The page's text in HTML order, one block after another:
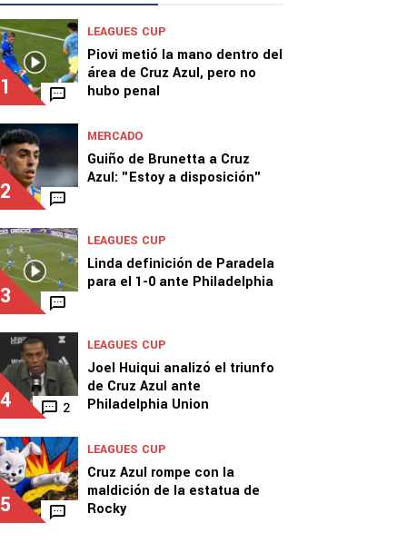
1
LEAGUES CUP
Piovi metió la mano dentro del
área de Cruz Azul, pero no
hubo penal
2
MERCADO
Guiño de Brunetta a Cruz
Azul: "Estoy a disposición"
3
LEAGUES CUP
Linda definición de Paradela
para el 1-0 ante Philadelphia
4 2
LEAGUES CUP
Joel Huiqui analizó el triunfo
de Cruz Azul ante
Philadelphia Union
5
LEAGUES CUP
Cruz Azul rompe con la
maldición de la estatua de
Rocky